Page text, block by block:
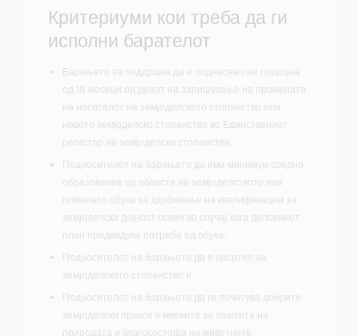
Критериуми кои треба да ги
исполни барателот
Барањето за поддршка да е поднесено не подоцна
од 18 месеци од денот на запишување на промената
на носителот на земјоделското стопанство или
новото земјоделско стопанство во Единствениот
регистар на земјоделски стопанства,
Подносителот на барањето да има минимум средно
образование од областа на земјоделството или
поминато обука за здобивање на квалификации за
земјоделска дејност освен во случај кога деловниот
план предвидува потреба од обука,
Подносителот на барањето да е носител на
земјоделското стопанство и
Подносителот на барањето да ги почитува добрите
земјоделски пракси и мерките за заштита на
природата и благосостојба на животните.